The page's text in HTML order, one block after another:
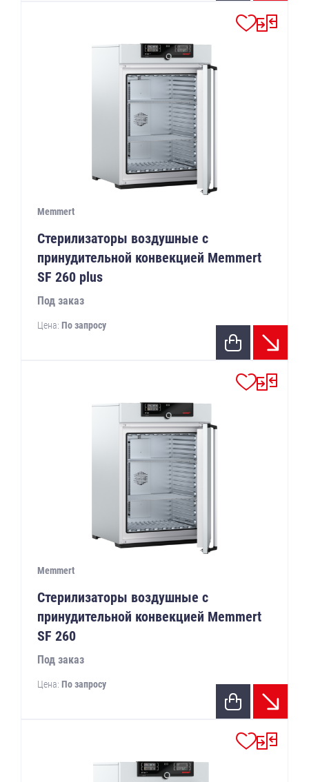
Memmert
Стерилизаторы воздушные с
принудительной конвекцией Memmert
SF 260 plus
Под заказ
Цена: По запросу
Memmert
Стерилизаторы воздушные с
принудительной конвекцией Memmert
SF 260
Под заказ
Цена: По запросу